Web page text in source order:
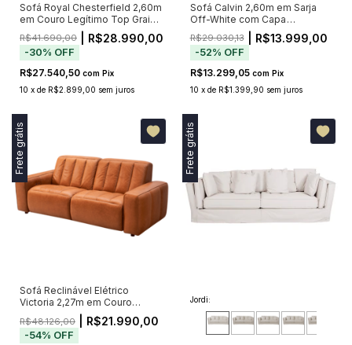
Sofá Royal Chesterfield 2,60m
em Couro Legítimo Top Grain
Marrom com Capitonê (Pré-
Venda - Envio a Partir de 20/11)
R$41.690,00 | R$28.990,00
-30% OFF
R$27.540,50 com Pix
10 x de R$2.899,00 sem juros
Sofá Calvin 2,60m em Sarja
Off-White com Capa
Removível e 5 Almofadas
R$29.030,13| R$13.999,00
-52% OFF
R$13.299,05 com Pix
10 x de R$1.399,90 sem juros
Frete grátis
Sofá Reclinável Elétrico
Victoria 2,27m em Couro
Caramelo — Bivolt
R$48.126,00 | R$21.990,00
-54% OFF
Frete grátis
Jordi: